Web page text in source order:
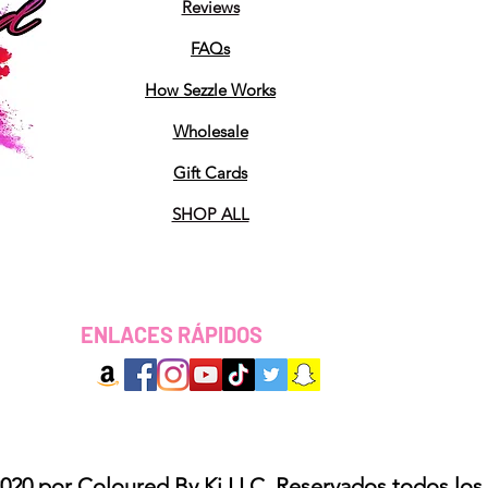
Reviews
FAQs
How Sezzle Works
Wholesale
Gift Cards
SHOP ALL
ENLACES RÁPIDOS